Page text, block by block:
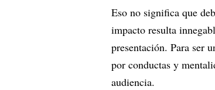
Eso no significa que
impacto resulta
presentación. Para ser
por conductas y
audiencia.